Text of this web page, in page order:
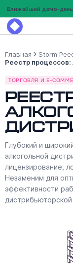
Главная Storm
Реестр
ТОРГОВЛЯ И E-
Глубокий и
алкогольной
лицензирование,
Незаменим для
эффективности